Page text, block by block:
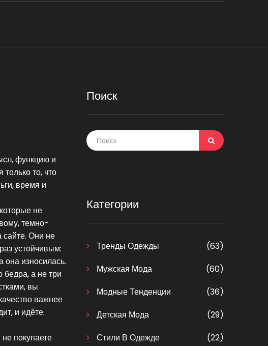
функцию и
то, что
время и
не
темно-
Они не
устойчивым:
она износилась.
а не три
вы
важнее
и идёте.
покупаете
Поиск
Категории
Тренды Одежды
(63)
Мужская Мода
(60)
Модные Тенденции
(36)
Детская Мода
(29)
Стили В Одежде
(22)